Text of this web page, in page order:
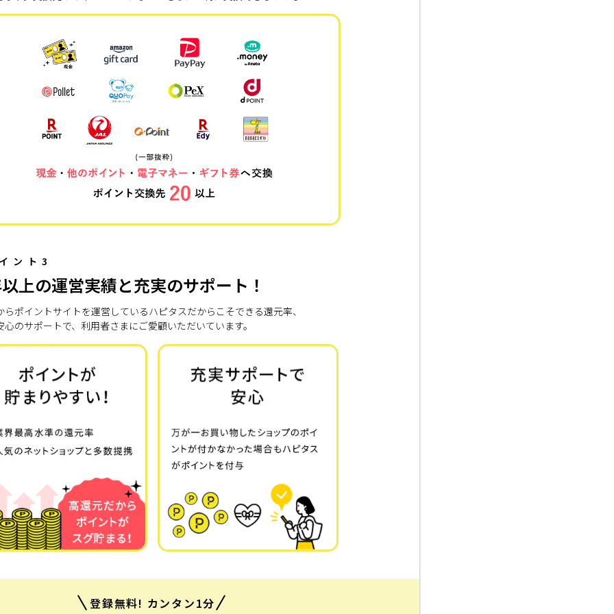
ント3
上の運営実績と充実のサポート！
らポイントサイトを運営しているハピタスだからこそできる還元率、
心のサポートで、利用者さまにご愛顧いただいています。
登録無料! カンタン1分